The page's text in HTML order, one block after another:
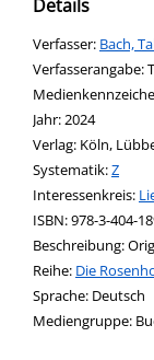
Details
Verfasser: Suche
Bach,
Verfasserangabe:
Jahr:2024
Verlag: Köln,
opens in new tab
Diesen Link in
Systematik:Suche
Z
Interessenkreis:
ISBN:978-3-404-
Beschreibung:
Reihe: Die
Suche nach dieser
Sprache: Deutsch
Mediengruppe: